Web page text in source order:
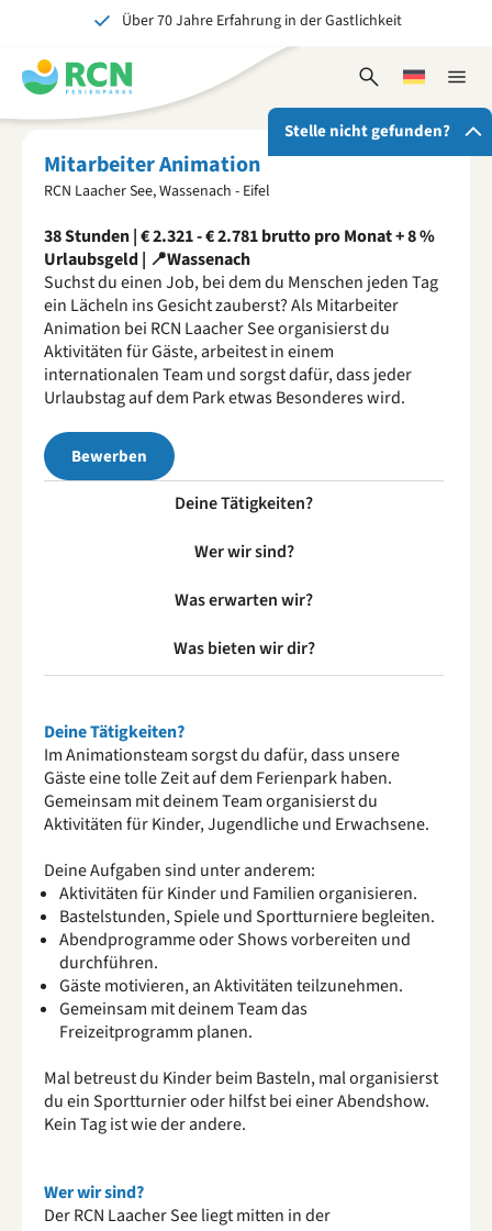
springen
springen
springen
Über 70 Jahre Erfahrung in der Gastlichkeit
Ein tolles Erlebnis für Jung und Alt
Suchformular
öffnen
Wählen
Sie
eine
Sprache
Stelle nicht gefunden?
Reiche deine Initiativbewerbung ein und werde vielleicht
schon bald Teil unseres Teams.
Jetzt bewerben
Mitarbeiter Animation
RCN Laacher See, Wassenach - Eifel
38 Stunden | € 2.321 - € 2.781 brutto pro Monat + 8 %
Urlaubsgeld | 📍Wassenach
Suchst du einen Job, bei dem du Menschen jeden Tag
ein Lächeln ins Gesicht zauberst? Als Mitarbeiter
Animation bei RCN Laacher See organisierst du
Aktivitäten für Gäste, arbeitest in einem
internationalen Team und sorgst dafür, dass jeder
Urlaubstag auf dem Park etwas Besonderes wird.
Bewerben
Deine Tätigkeiten?
Wer wir sind?
Was erwarten wir?
Was bieten wir dir?
Deine Tätigkeiten?
Im Animationsteam sorgst du dafür, dass unsere
Gäste eine tolle Zeit auf dem Ferienpark haben.
Gemeinsam mit deinem Team organisierst du
Aktivitäten für Kinder, Jugendliche und Erwachsene.
Deine Aufgaben sind unter anderem:
Aktivitäten für Kinder und Familien organisieren.
Bastelstunden, Spiele und Sportturniere begleiten.
Abendprogramme oder Shows vorbereiten und
durchführen.
Gäste motivieren, an Aktivitäten teilzunehmen.
Gemeinsam mit deinem Team das
Freizeitprogramm planen.
Mal betreust du Kinder beim Basteln, mal organisierst
du ein Sportturnier oder hilfst bei einer Abendshow.
Kein Tag ist wie der andere.
Wer wir sind?
Der RCN Laacher See liegt mitten in der